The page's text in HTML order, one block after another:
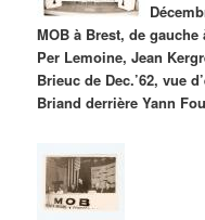
MOB à Brest, de
Per Lemoine, Jean
Brieuc de Dec.’62, vue
Briand derrière Yann